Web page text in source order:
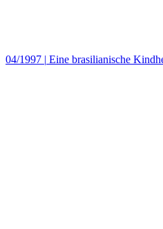
04/1997 | Eine brasilianische